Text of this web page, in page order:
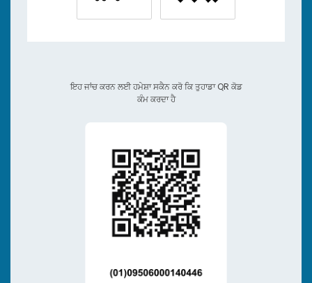
ਇਹ ਜਾਂਚ ਕਰਨ ਲਈ ਹਮੇਸ਼ਾ ਸਕੈਨ ਕਰੋ ਕਿ ਤੁਹਾਡਾ QR ਕੋਡ
ਕੰਮ ਕਰਦਾ ਹੈ